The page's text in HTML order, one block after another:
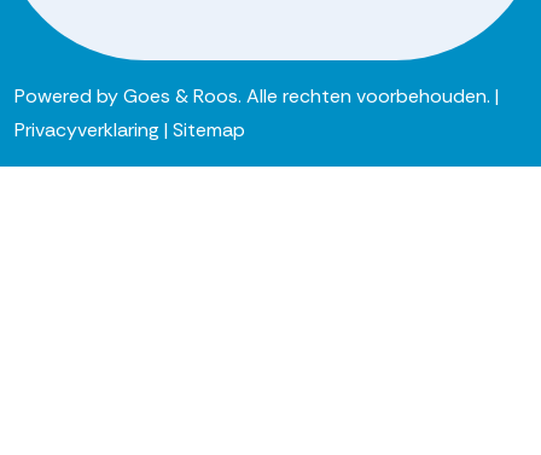
Powered byGoes & Roos. Alle rechten voorbehouden. |
Privacyverklaring |Sitemap